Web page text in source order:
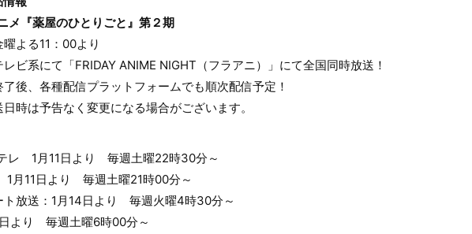
メ『薬屋のひとりごと』第２期
よる11：00より
レビ系にて「FRIDAY ANIME NIGHT（フラアニ）」にて全国同時放送！
了後、各種配信プラットフォームでも順次配信予定！
日時は予告なく変更になる場合がございます。
レ 1月11日より 毎週土曜22時30分～
月11日より 毎週土曜21時00分～
ト放送：1月14日より 毎週火曜4時30分～
より 毎週土曜6時00分～